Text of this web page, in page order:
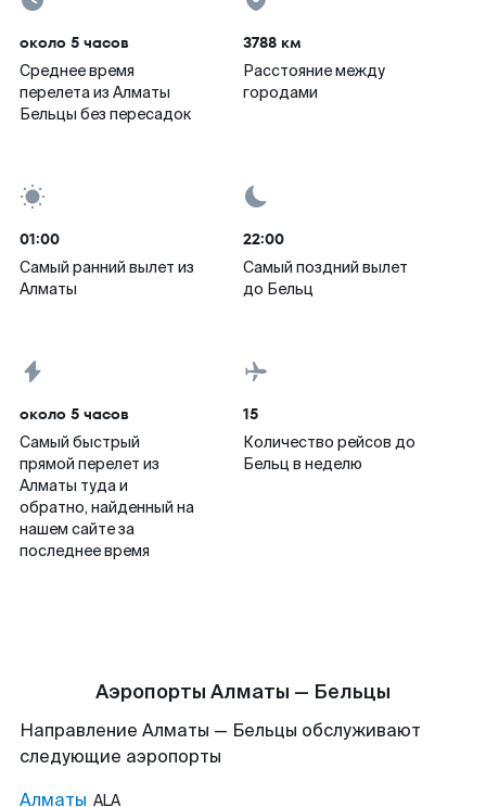
около 5 часов
Среднее время
перелета из Алматы
Бельцы без пересадок
3788 км
Расстояние между
городами
01:00
Самый ранний вылет из
Алматы
22:00
Самый поздний вылет
до Бельц
около 5 часов
Самый быстрый
прямой перелет из
Алматы туда и
обратно, найденный на
нашем сайте за
последнее время
15
Количество рейсов до
Бельц в неделю
Аэропорты Алматы — Бельцы
Направление Алматы — Бельцы обслуживают
следующие аэропорты
Алматы ALA